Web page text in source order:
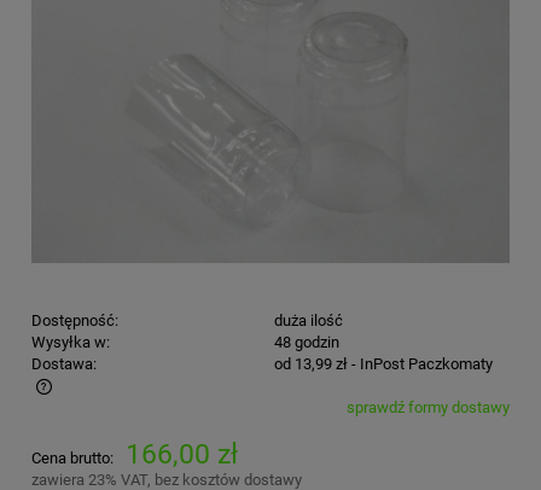
Dostępność:
duża ilość
Wysyłka w:
48 godzin
Dostawa:
od 13,99 zł - InPost Paczkomaty
Cena nie zawiera ewentualnych kosztów płatnościsprawdź formy dostawy
Cena brutto: 166,00 zł
zawiera 23% VAT, bez kosztów dostawy